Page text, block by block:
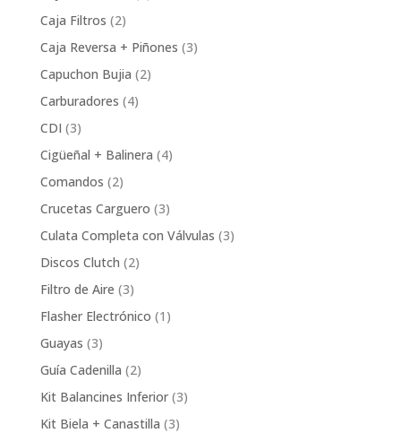
Caja Filtros 22
products
Caja Reversa + Piñones 33
Capuchon Bujia 22
Carburadores 44
CDI 33
products
Cigüeñal + Balinera 44
Comandos 22
products
Crucetas Carguero 33
products
Culata Completa con Válvulas 33
Discos Clutch 22
Filtro de Aire 33
products
Flasher Electrónico 1 1
Guayas 33
products
Guía Cadenilla 22
products
Kit Balancines Inferior 33
Kit Biela + Canastilla 33